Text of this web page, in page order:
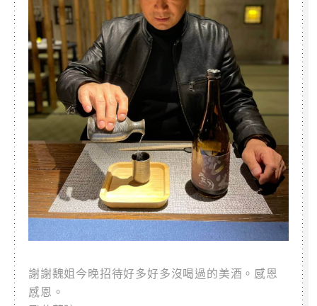
謝謝魏姐今晚招待好多好多沒喝過的美酒。感恩
感恩。